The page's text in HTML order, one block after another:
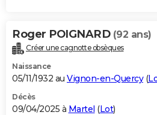
Roger POIGNARD (92 ans)
Créer une cagnotte obsèques
Naissance
05/11/1932 au Vignon-en-Quercy(
Décès
09/04/2025 à Martel (Lot)